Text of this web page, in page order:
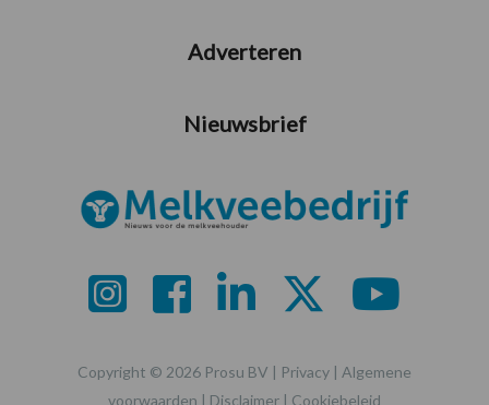
Adverteren
Nieuwsbrief
Copyright © 2026 Prosu BV | Privacy | Algemene
voorwaarden | Disclaimer | Cookiebeleid